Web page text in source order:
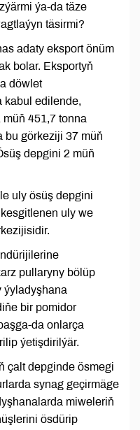
ýa-da täze
täsirmi?
adaty eksport önüm
bolar. Eksportyň
döwlet
kabul edilende,
451,7 tonna
bu görkeziji 37 müň
depgini 2 müň
uly ösüş depgini
uly we
pullaryny bölüp
ýyladyşhana
bir pomidor
da onlarça
ýetişdirilýär.
çalt depginde ösmegi
synag geçirmäge
miweleriň
ösdürip